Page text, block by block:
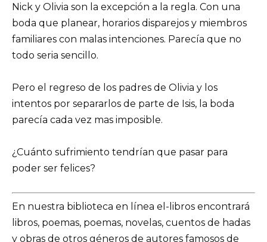
Nick y Olivia son la excepción a la regla. Con una
boda que planear, horarios disparejos y miembros
familiares con malas intenciones. Parecía que no
todo seria sencillo.
Pero el regreso de los padres de Olivia y los
intentos por separarlos de parte de Isis, la boda
parecía cada vez mas imposible.
¿Cuánto sufrimiento tendrían que pasar para
poder ser felices?
En nuestra biblioteca en línea el-libros encontrará
libros, poemas, poemas, novelas, cuentos de hadas
y obras de otros géneros de autores famosos de